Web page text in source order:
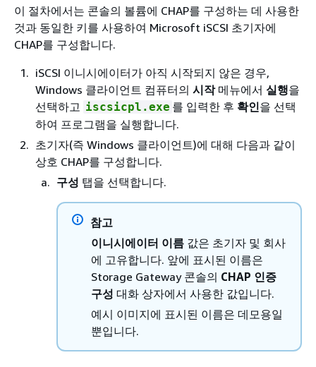
이 절차에서는 콘솔의 볼륨에 CHAP를 구성하는 데 사용한
것과 동일한 키를 사용하여 Microsoft iSCSI 초기자에
CHAP를 구성합니다.
iSCSI 이니시에이터가 아직 시작되지 않은 경우,
Windows 클라이언트 컴퓨터의 시작메뉴에서 실행을
선택하고 iscsicpl.exe 를 입력한 후 확인을 선택
하여 프로그램을 실행합니다.
초기자(즉 Windows 클라이언트)에 대해 다음과 같이
상호 CHAP를 구성합니다.
구성 탭을 선택합니다.
참고
이니시에이터 이름 값은 초기자 및 회사
에 고유합니다. 앞에 표시된 이름은
Storage Gateway 콘솔의 CHAP 인증
구성 대화 상자에서 사용한 값입니다.
예시 이미지에 표시된 이름은 데모용일
뿐입니다.